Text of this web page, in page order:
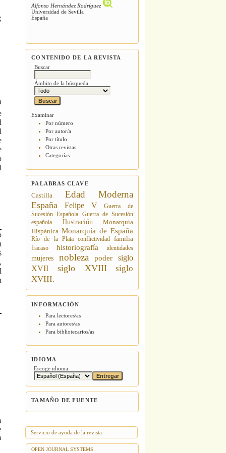
Alfonso Hernández Rodríguez
Universidad de Sevilla
España
CONTENIDO DE LA REVISTA
Buscar
Ámbito de la búsqueda
Examinar
Por número
Por autor/a
Por título
Otras revistas
Categorías
PALABRAS CLAVE
Castilla Edad Moderna
España Felipe V
Guerra de
Sucesión Española Guerra de Sucesión
española
Ilustración
Monarquía
Hispánica Monarquía de España
Río de la Plata conflictividad familia
fracaso
historiografía identidades
mujeres nobleza poder
siglo
XVII
siglo XVIII
siglo
XVIII.
INFORMACIÓN
Para lectores/as
Para autores/as
Para bibliotecarios/as
IDIOMA
Escoge idioma
TAMAÑO DE FUENTE
Servicio de ayuda de la revista
OPEN JOURNAL SYSTEMS